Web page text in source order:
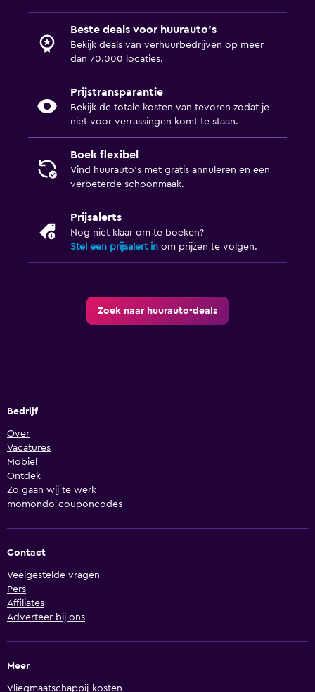
Beste deals voor huurauto's
Bekijk deals van verhuurbedrijven op meer
dan 70.000 locaties.
Prijstransparantie
Bekijk de totale kosten van tevoren zodat je
niet voor verrassingen komt te staan.
Boek flexibel
Vind huurauto's met gratis annuleren en een
verbeterde schoonmaak.
Prijsalerts
Nog niet klaar om te boeken?
Stel een prijsalert in om prijzen te volgen.
Zoek naar huurauto-deals
Bedrijf
Over
Vacatures
Mobiel
Ontdek
Zo gaan wij te werk
momondo-couponcodes
Contact
Veelgestelde vragen
Pers
Affiliates
Adverteer bij ons
Meer
Vliegmaatschappij-kosten